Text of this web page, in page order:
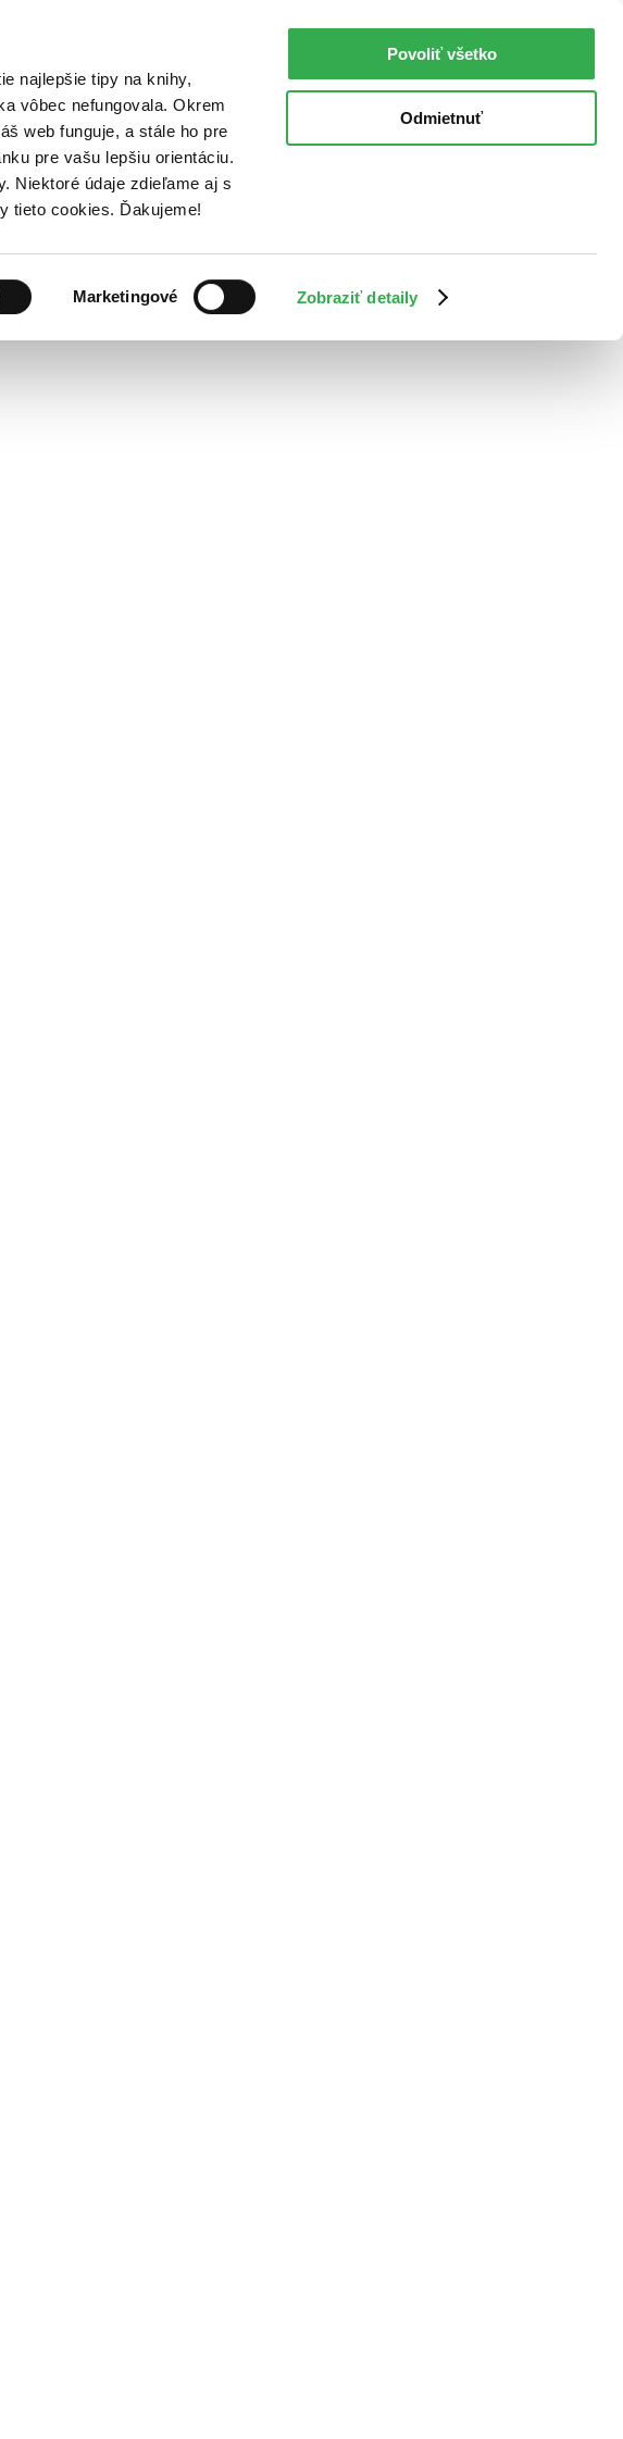
najlepšie tipy na knihy,
vôbec nefungovala. Okrem
web funguje, a stále ho pre
pre vašu lepšiu orientáciu.
Niektoré údaje zdieľame aj s
tieto cookies. Ďakujeme!
Marketingové Zobraziť detaily
Povoliť všetko
Odmietnuť